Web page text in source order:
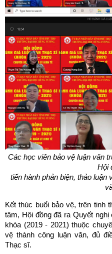
Các học viên bảo vệ luận văn
Hội
tiến hành phản biện, thảo luận
Kết thúc buổi bảo vệ, trên tinh
tâm, Hội đồng đã ra Quyết
khóa (2019 - 2021) thuộc
vệ thành công luận văn, đủ
Thạc sĩ.